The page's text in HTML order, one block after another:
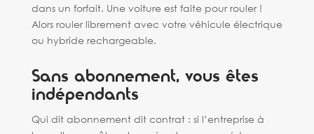
dans un forfait. Une voiture est faite pour rouler !
Alors rouler librement avec votre véhicule électrique
ou hybride rechargeable.
Sans abonnement, vous êtes
indépendants
Qui dit abonnement dit contrat : si l’entreprise à